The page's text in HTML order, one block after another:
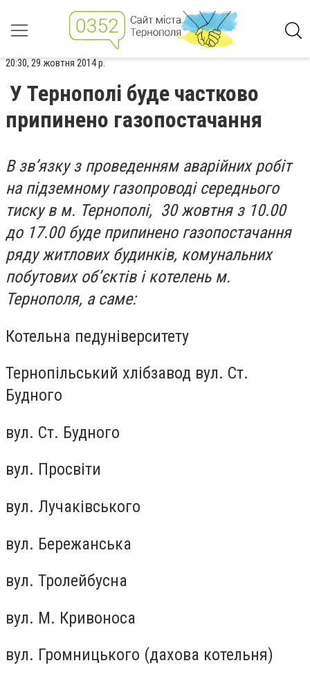
20:30, 29 жовтня 2014 р.
У Тернополі буде частково
припинено газопостачання
В зв’язку з проведенням аварійних робіт
на підземному газопроводі середнього
тиску в м. Тернополі, 30 жовтня з 10.00
до 17.00 буде припинено газопостачання
ряду житлових будинків, комунальних
побутових об’єктів і котелень м.
Тернополя, а саме:
Котельна педуніверситету
Тернопільський хлібзавод вул. Ст.
Будного
вул. Ст. Будного
вул. Просвіти
вул. Лучаківського
вул. Бережанська
вул. Тролейбусна
вул. М. Кривоноса
вул. Громницького (дахова котельня)